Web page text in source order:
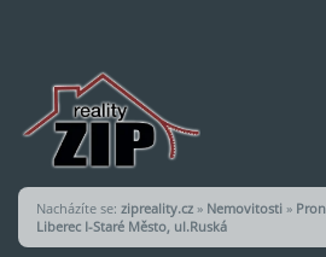
Nacházíte se: zipreality.cz » Nemovitosti »
Liberec I-Staré Město, ul.Ruská